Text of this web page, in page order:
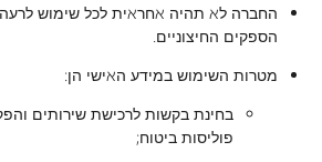
החברה לא תהיה אחראית לכל שימוש לרעה
הספקים החיצוניים.
מטרות השימוש במידע האישי הן:
בחינת בקשות לרכישת שירותים
פוליסות ביטוח;